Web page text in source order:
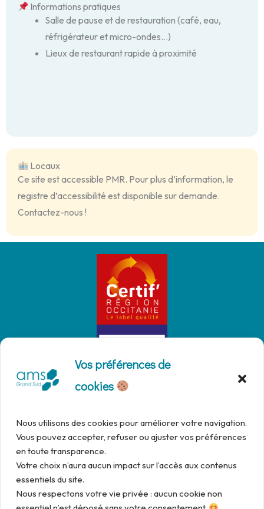
Vos préférences de
cookies
Nous utilisons des cookies pour améliorer votre navigation.
Vous pouvez accepter, refuser ou ajuster vos préférences
en toute transparence.
Votre choix n’aura aucun impact sur l’accès aux contenus
essentiels du site.
Nous respectons votre vie privée : aucun cookie non
Informations pratiques
Salle de pause et de restauration (café, eau,
réfrigérateur et micro-ondes…)
Lieux de restaurant rapide à proximité
Locaux
Ce site est accessible PMR. Pour plus d’information, le
registre d’accessibilité est disponible sur demande.
Contactez-nous !